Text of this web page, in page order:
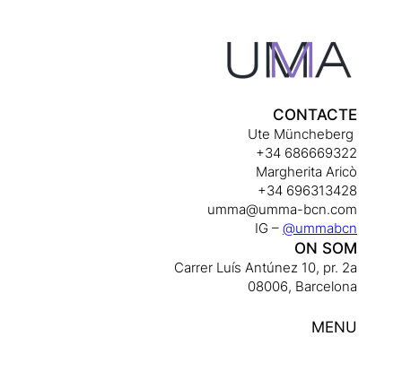
CONTACTE
Ute Müncheberg
+34 686669322
Margherita Aricò
+34 696313428
umma@umma-bcn.com
IG – @ummabcn
ON SOM
Carrer Luís Antúnez 10, pr. 2a
08006, Barcelona
MENU